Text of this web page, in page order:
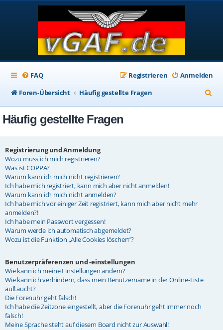
FAQ Anmelden
Registrieren
Foren-Übersicht
Häufig gestellte Fragen
u
Häufig gestellte Fragen
Registrierung und Anmeldung
Wozu muss ich mich registrieren?
Was ist COPPA?
Warum kann ich mich nicht registrieren?
Ich habe mich registriert, kann mich aber nicht anmelden!
Warum kann ich mich nicht anmelden?
Ich habe mich vor einiger Zeit registriert, kann mich aber nicht mehr
anmelden?!
Ich habe mein Passwort vergessen!
Warum werde ich automatisch abgemeldet?
Wozu ist die Funktion „Alle Cookies löschen“?
Benutzerpräferenzen und -einstellungen
Wie kann ich meine Einstellungen ändern?
Wie kann ich verhindern, dass mein Benutzername in der Online-Liste
auftaucht?
Die Forenuhr geht falsch!
Ich habe die Zeitzone eingestellt, aber die Forenuhr geht immer noch
falsch!
Meine Sprache steht auf diesem Board nicht zur Auswahl!